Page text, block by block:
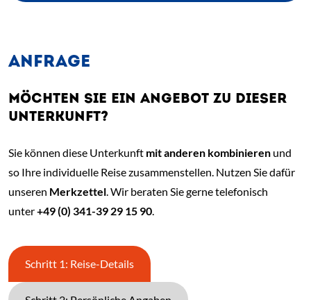
ANFRAGE
MÖCHTEN SIE EIN ANGEBOT ZU DIESER
UNTERKUNFT?
Sie können diese Unterkunft mit anderen kombinieren und
so Ihre individuelle Reise zusammenstellen. Nutzen Sie dafür
unseren Merkzettel. Wir beraten Sie gerne telefonisch
unter+49 (0) 341-39 29 15 90.
Schritt 1: Reise-Details